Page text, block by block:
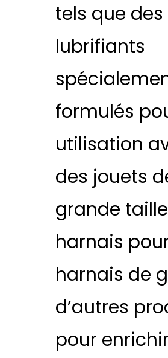
tels que des
lubrifiants
formulés
utilisation
des jouets
grande
harnais
harnais de
d’autres
pour enrichir